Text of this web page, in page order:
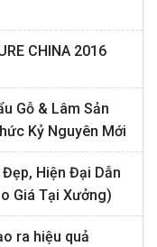
CHINA 2016
Gỗ & Lâm Sản
Kỷ Nguyên Mới
Hiện Đại Dẫn
Giá Tại Xưởng)
ra hiệu quả